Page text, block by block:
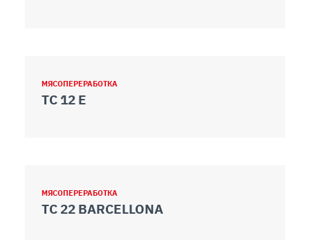
МЯСОПЕРЕРАБОТКА
TC 12 E
МЯСОПЕРЕРАБОТКА
TC 22 BARCELLONA